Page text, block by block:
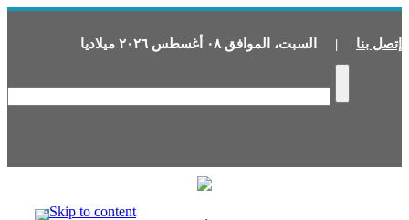
إتصل بنا | السبت، الموافق ٠٨ أغسطس ٢٠٢٦ ميلاديا
Skip to content